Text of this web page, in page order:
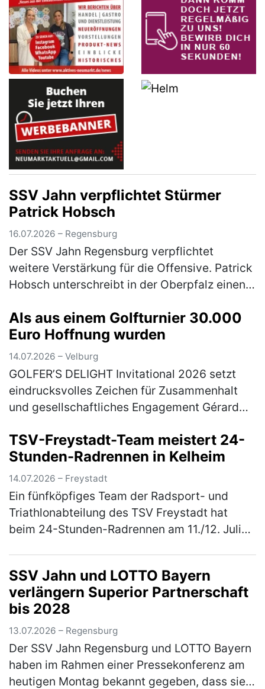
SSV Jahn verpflichtet Stürmer
Patrick Hobsch
16.07.2026 – Regensburg
Der SSV Jahn Regensburg verpflichtet
weitere Verstärkung für die Offensive. Patrick
Hobsch unterschreibt in der Oberpfalz einen
31-Jährige beim TSV 1860 Mün… (mehr)
Als aus einem Golfturnier 30.000
Euro Hoffnung wurden
14.07.2026 – Velburg
GOLFER’S DELIGHT Invitational 2026 setzt
eindrucksvolles Zeichen für Zusammenhalt
und gesellschaftliches Engagement Gérard
Pawlewitz (1. Vorsitzender Go…(mehr)
TSV-Freystadt-Team meistert 24-
Stunden-Radrennen in Kelheim
14.07.2026 – Freystadt
Ein fünfköpfiges Team der Radsport- und
Triathlonabteilung des TSV Freystadt hat
beim 24-Stunden-Radrennen am 11./12. Juli
SSV Jahn und LOTTO Bayern
verlängern Superior Partnerschaft
bis 2028
13.07.2026 – Regensburg
Der SSV Jahn Regensburg und LOTTO Bayern
haben im Rahmen einer Pressekonferenz am
heutigen Montag bekannt gegeben, dass sie